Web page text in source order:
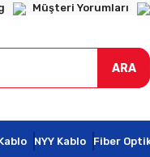
Müşteri Yorumları
ARA
NYY Kablo Fiber